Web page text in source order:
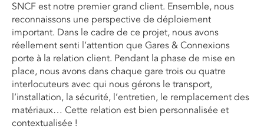
SNCF est notre premier grand client. Ensemble, nous
reconnaissons une perspective de déploiement
important. Dans le cadre de ce projet, nous avons
réellement senti l’attention que Gares & Connexions
porte à la relation client. Pendant la phase de mise en
place, nous avons dans chaque gare trois ou quatre
interlocuteurs avec qui nous gérons le transport,
l’installation, la sécurité, l’entretien, le remplacement des
matériaux… Cette relation est bien personnalisée et
contextualisée !